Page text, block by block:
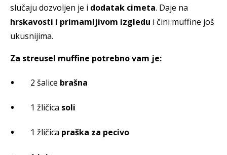
slučaju dozvoljen je i dodatak cimeta. Daje na
hrskavosti i primamljivom izgledu i čini muffine još
ukusnijima.
Za streusel muffine potrebno vam je:
2 šalice brašna
1 žličica soli
1 žličica praška za pecivo